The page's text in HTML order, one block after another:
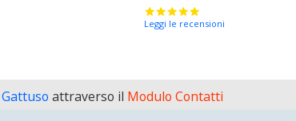
Leggi le recensioni
attraverso il Modulo Contatti